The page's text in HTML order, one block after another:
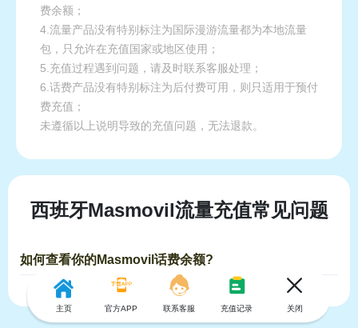
费余额；
4.流量产品没有特别标注为国际漫游流量都为本地流量
包，只允许在充值国家或地区使用；
5.充值过程遇到问题，请及时联系客服处理；
6.话费产品没有特别标注为后付费可用，则只适用于预付
费充值；
未遵循以上说明导致的充值问题，无法退款。
西班牙Masmovil流量充值常见问题
如何查看你的Masmovil话费余额?
主页 官方APP 联系客服 充值记录 关闭